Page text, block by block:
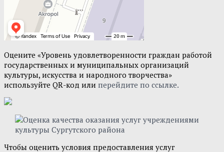
Оцените «Уровень удовлетворенности граждан работой
государственных и муниципальных организаций
культуры, искусства и народного творчества»
используйте QR-код или перейдите по ссылке.
Чтобы оценить условия предоставления услуг